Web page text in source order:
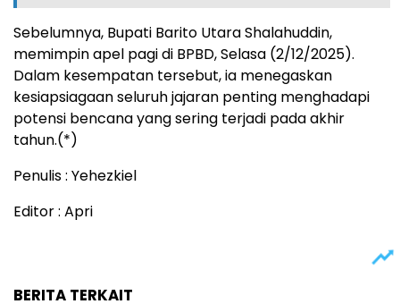
Sebelumnya, Bupati Barito Utara Shalahuddin,
memimpin apel pagi di BPBD, Selasa (2/12/2025).
Dalam kesempatan tersebut, ia menegaskan
kesiapsiagaan seluruh jajaran penting menghadapi
potensi bencana yang sering terjadi pada akhir
tahun.(*)
Penulis : Yehezkiel
Editor : Apri
BERITA TERKAIT